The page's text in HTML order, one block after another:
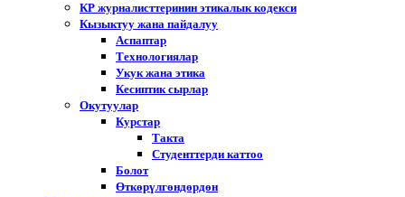
КР журналисттеринин этикалык кодекси
Кызыктуу жана пайдалуу
Аспаптар
Технологиялар
Укук жана этика
Кесиптик сырлар
Окутуулар
Курстар
Такта
Студенттерди каттоо
Болот
Өткөрүлгөндөрдөн